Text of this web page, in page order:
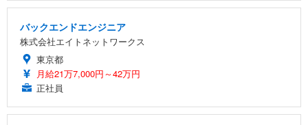
バックエンドエンジニア
株式会社エイトネットワークス
東京都
月給21万7,000円～42万円
正社員